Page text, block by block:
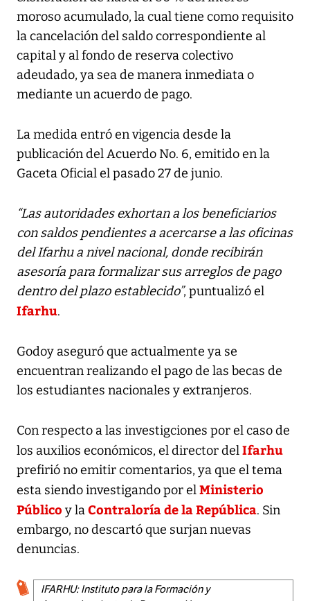
moroso acumulado, la cual tiene como requisito
la cancelación del saldo correspondiente al
capital y al fondo de reserva colectivo
adeudado, ya sea de manera inmediata o
mediante un acuerdo de pago.
La medida entró en vigencia desde la
publicación del Acuerdo No. 6, emitido en la
Gaceta Oficial el pasado 27 de junio.
“Las autoridades exhortan a los beneficiarios
con saldos pendientes a acercarse a las oficinas
del Ifarhu a nivel nacional, donde recibirán
asesoría para formalizar sus arreglos de pago
dentro del plazo establecido”, puntualizó el
Ifarhu.
Godoy aseguró que actualmente ya se
encuentran realizando el pago de las becas de
los estudiantes nacionales y extranjeros.
Con respecto a las investigciones por el caso de
los auxilios económicos, el director delIfarhu
prefirió no emitir comentarios, ya que el tema
esta siendo investigando por elMinisterio
Público y laContraloría de la República. Sin
embargo, no descartó que surjan nuevas
denuncias.
IFARHU: Instituto para la Formación y